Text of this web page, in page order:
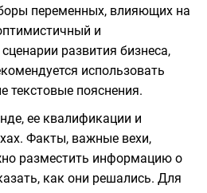
переменных, влияющих на
и
развития бизнеса,
использовать
текстовые пояснения.
ее квалификации и
Факты, важные вехи,
разместить информацию о
как они решались. Для